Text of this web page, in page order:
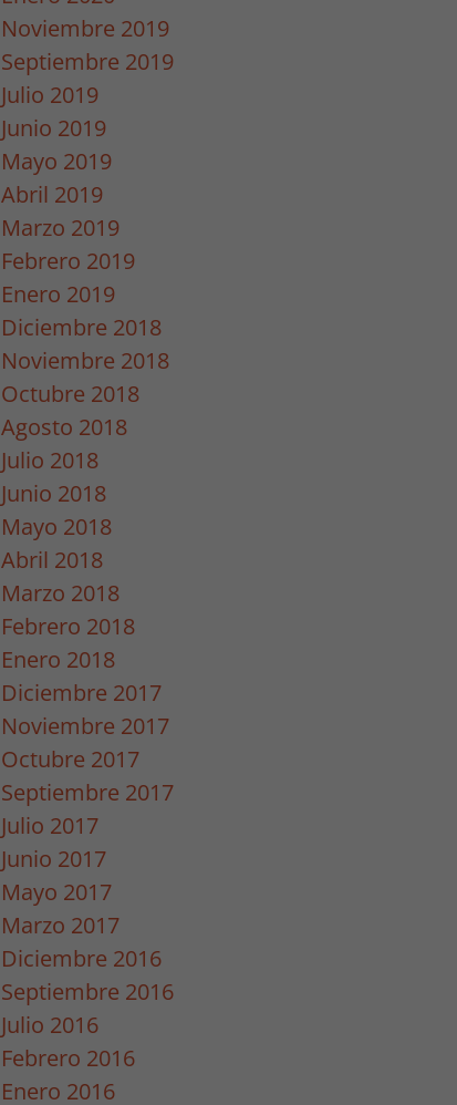
Noviembre 2019
Septiembre 2019
Julio 2019
Junio 2019
Mayo 2019
Abril 2019
Marzo 2019
Febrero 2019
Enero 2019
Diciembre 2018
Noviembre 2018
Octubre 2018
Agosto 2018
Julio 2018
Junio 2018
Mayo 2018
Abril 2018
Marzo 2018
Febrero 2018
Enero 2018
Diciembre 2017
Noviembre 2017
Octubre 2017
Septiembre 2017
Julio 2017
Junio 2017
Mayo 2017
Marzo 2017
Diciembre 2016
Septiembre 2016
Julio 2016
Febrero 2016
Enero 2016